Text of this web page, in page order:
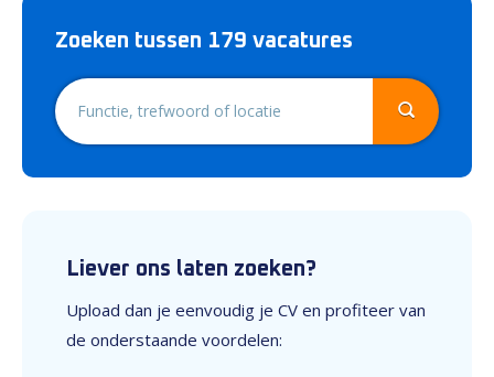
Zoeken tussen 179 vacatures
Liever ons laten zoeken?
Upload dan je eenvoudig je CV en profiteer van
de onderstaande voordelen: